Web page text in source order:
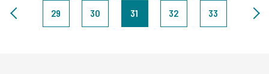
29 30 31 32 33